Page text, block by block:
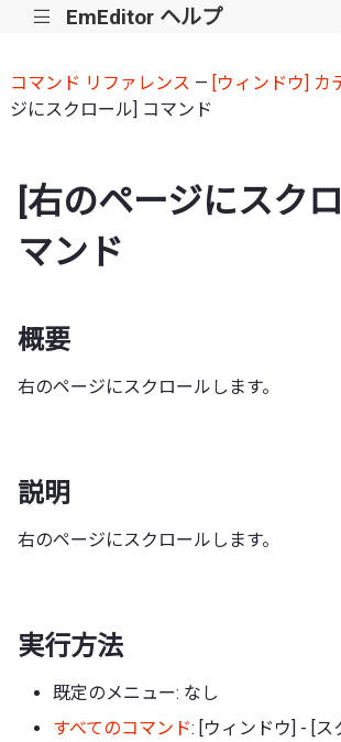
||| EmEditor ヘルプ
コマンド リファレンス — [ウィンドウ] カ
ジにスクロール] コマンド
[右のページにスク
マンド
概要
右のページにスクロールします。
説明
右のページにスクロールします。
実行方法
既定のメニュー: なし
すべてのコマンド: [ウィンドウ] - [ス